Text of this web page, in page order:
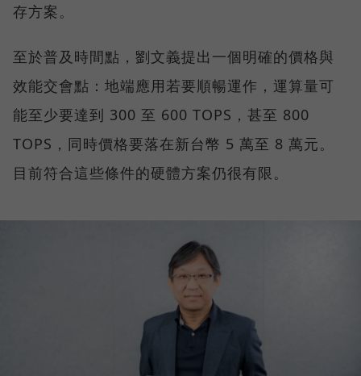
存方案。
至於普及時間點，劉文義提出一個明確的價格與
效能交會點：地端應用若要順暢運作，運算量可
能至少要達到 300 至 600 TOPS，甚至 800
TOPS，同時價格要落在新台幣 5 萬至 8 萬元。
目前符合這些條件的硬體方案仍很有限。